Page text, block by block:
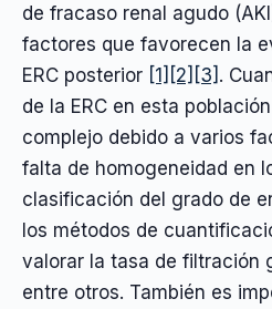
de fracaso renal agudo
factores que favorecen la
ERC posterior [1] [2] [3] .
de la ERC en esta
complejo debido a varios
falta de homogeneidad en
clasificación del grado de
los métodos de
valorar la tasa de filtración
entre otros. También es